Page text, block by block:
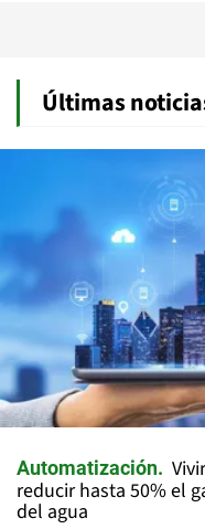
Últimas
Automatización
reducir hasta 50% el
del agua